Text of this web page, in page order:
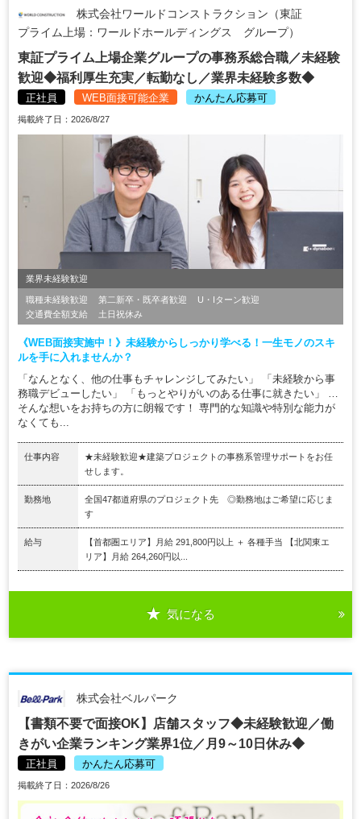
株式会社ワールドコンストラクション（東証
プライム上場：ワールドホールディングス グループ）
東証プライム上場企業グループの事務系総合職／未経験
歓迎◆福利厚生充実／転勤なし／業界未経験多数◆
正社員 WEB面接可能企業 かんたん応募可
掲載終了日：2026/8/27
業界未経験歓迎
職種未経験歓迎 第二新卒・既卒者歓迎
U・Iターン歓迎
交通費全額支給
土日祝休み
《WEB面接実施中！》未経験からしっかり学べる！一生モノのスキ
ルを手に入れませんか？
「なんとなく、他の仕事もチャレンジしてみたい」 「未経験から事
務職デビューしたい」 「もっとやりがいのある仕事に就きたい」 …
そんな想いをお持ちの方に朗報です！ 専門的な知識や特別な能力が
なくても...
仕事内容
★未経験歓迎★建築プロジェクトの事務系管理サポートをお任
せします。
勤務地
全国47都道府県のプロジェクト先 ◎勤務地はご希望に応じま
す
給与
【首都圏エリア】月給 291,800円以上 ＋ 各種手当 【北関東エ
リア】月給 264,260円以...
気になる
株式会社ベルパーク
【書類不要で面接OK】店舗スタッフ◆未経験歓迎／働
きがい企業ランキング業界1位／月9～10日休み◆
正社員 かんたん応募可
掲載終了日：2026/8/26